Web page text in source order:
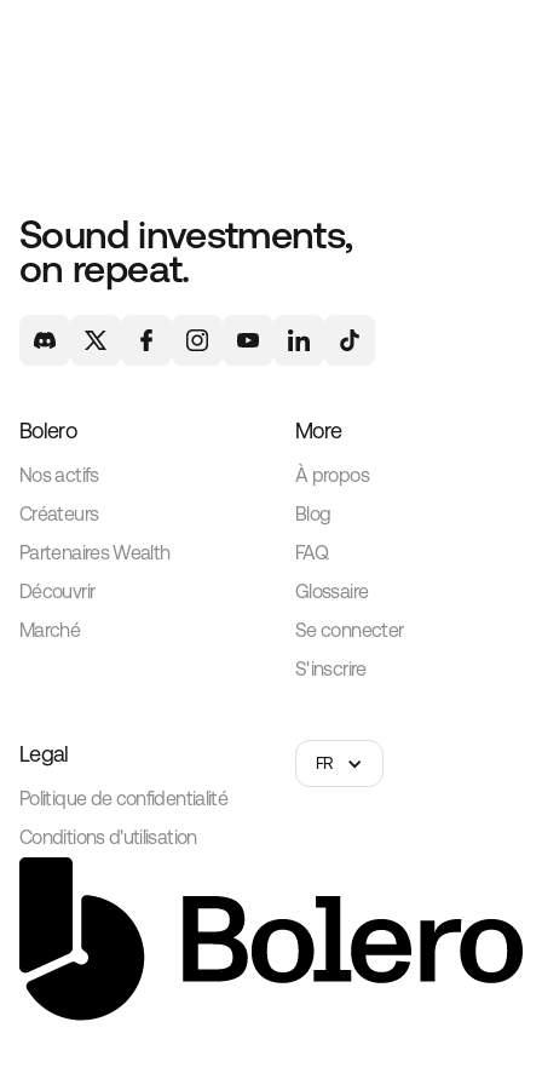
Sound investments,
on repeat.
Bolero
Nos actifs
Créateurs
Partenaires Wealth
Découvrir
Marché
More
À propos
Blog
FAQ
Glossaire
Se connecter
S'inscrire
Legal
Politique de confidentialité
Conditions d'utilisation
FR